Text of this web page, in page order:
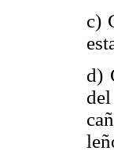
c)
d)